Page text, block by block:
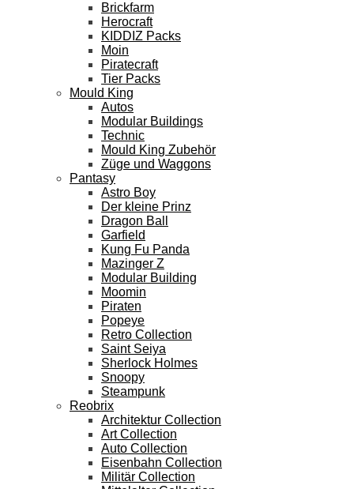
Brickfarm
Herocraft
KIDDIZ Packs
Moin
Piratecraft
Tier Packs
Mould King
Autos
Modular Buildings
Technic
Mould King Zubehör
Züge und Waggons
Pantasy
Astro Boy
Der kleine Prinz
Dragon Ball
Garfield
Kung Fu Panda
Mazinger Z
Modular Building
Moomin
Piraten
Popeye
Retro Collection
Saint Seiya
Sherlock Holmes
Snoopy
Steampunk
Reobrix
Architektur Collection
Art Collection
Auto Collection
Eisenbahn Collection
Militär Collection